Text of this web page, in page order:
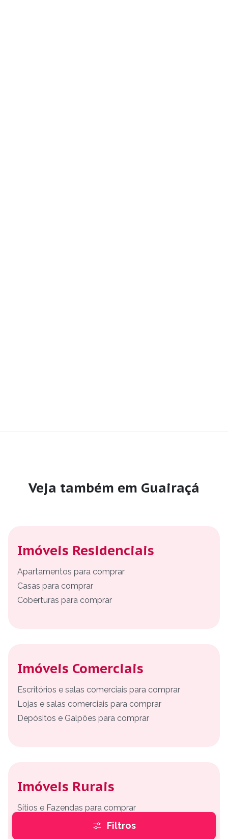
Filtros
Veja também em Guairaçá
Imóveis Residenciais
Apartamentos para comprar
Casas para comprar
Coberturas para comprar
Imóveis Comerciais
Escritórios e salas comerciais para comprar
Lojas e salas comerciais para comprar
Depósitos e Galpões para comprar
Imóveis Rurais
Sítios e Fazendas para comprar
Chácaras para comprar